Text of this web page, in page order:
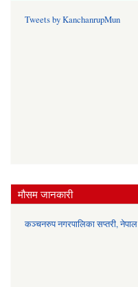
Tweets by KanchanrupMun
मौसम जानकारी
कञ्चनरुप नगरपालिका सप्तरी, नेपाल